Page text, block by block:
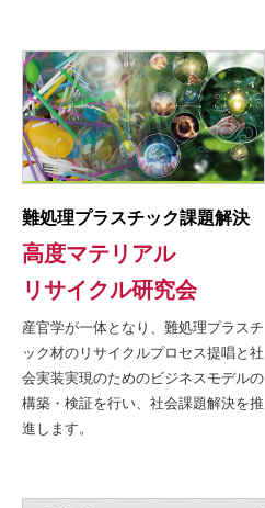
難処理プラスチック課題解決
高度マテリアル
リサイクル研究会
産官学が一体となり、難処理プラスチ
ック材のリサイクルプロセス提唱と社
会実装実現のためのビジネスモデルの
構築・検証を行い、社会課題解決を推
進します。